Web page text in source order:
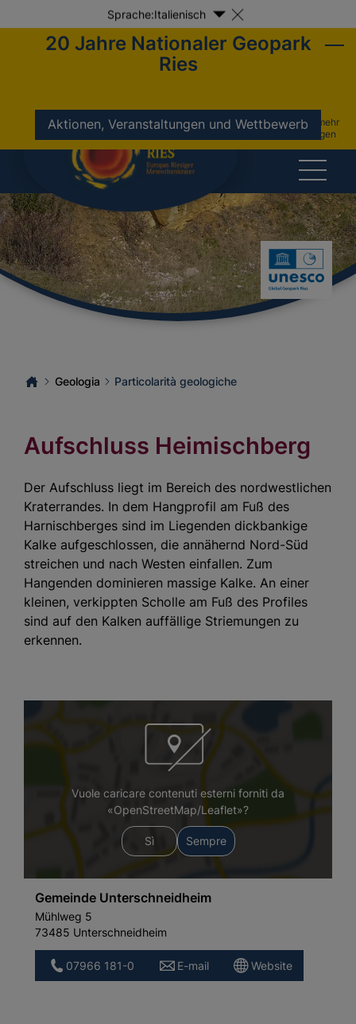
Sprache:Italienisch
20 Jahre Nationaler Geopark
Ries
Aktionen, Veranstaltungen und Wettbewerbnicht mehr
anzeigen
Particolarità geologiche
Geologia
Aufschluss Heimischberg
Der Aufschluss liegt im Bereich des nordwestlichen
Kraterrandes. In dem Hangprofil am Fuß des
Harnischberges sind im Liegenden dickbankige
Kalke aufgeschlossen, die annähernd Nord-Süd
streichen und nach Westen einfallen. Zum
Hangenden dominieren massige Kalke. An einer
kleinen, verkippten Scholle am Fuß des Profiles
sind auf den Kalken auffällige Striemungen zu
erkennen.
Vuole caricare contenuti esterni forniti da
«OpenStreetMap/Leaflet»?
Sì Sempre
Gemeinde Unterschneidheim
Mühlweg 5
73485 Unterschneidheim
07966 181-0 E-mail Website